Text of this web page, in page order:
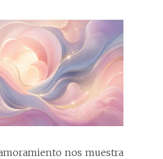
nos muestra